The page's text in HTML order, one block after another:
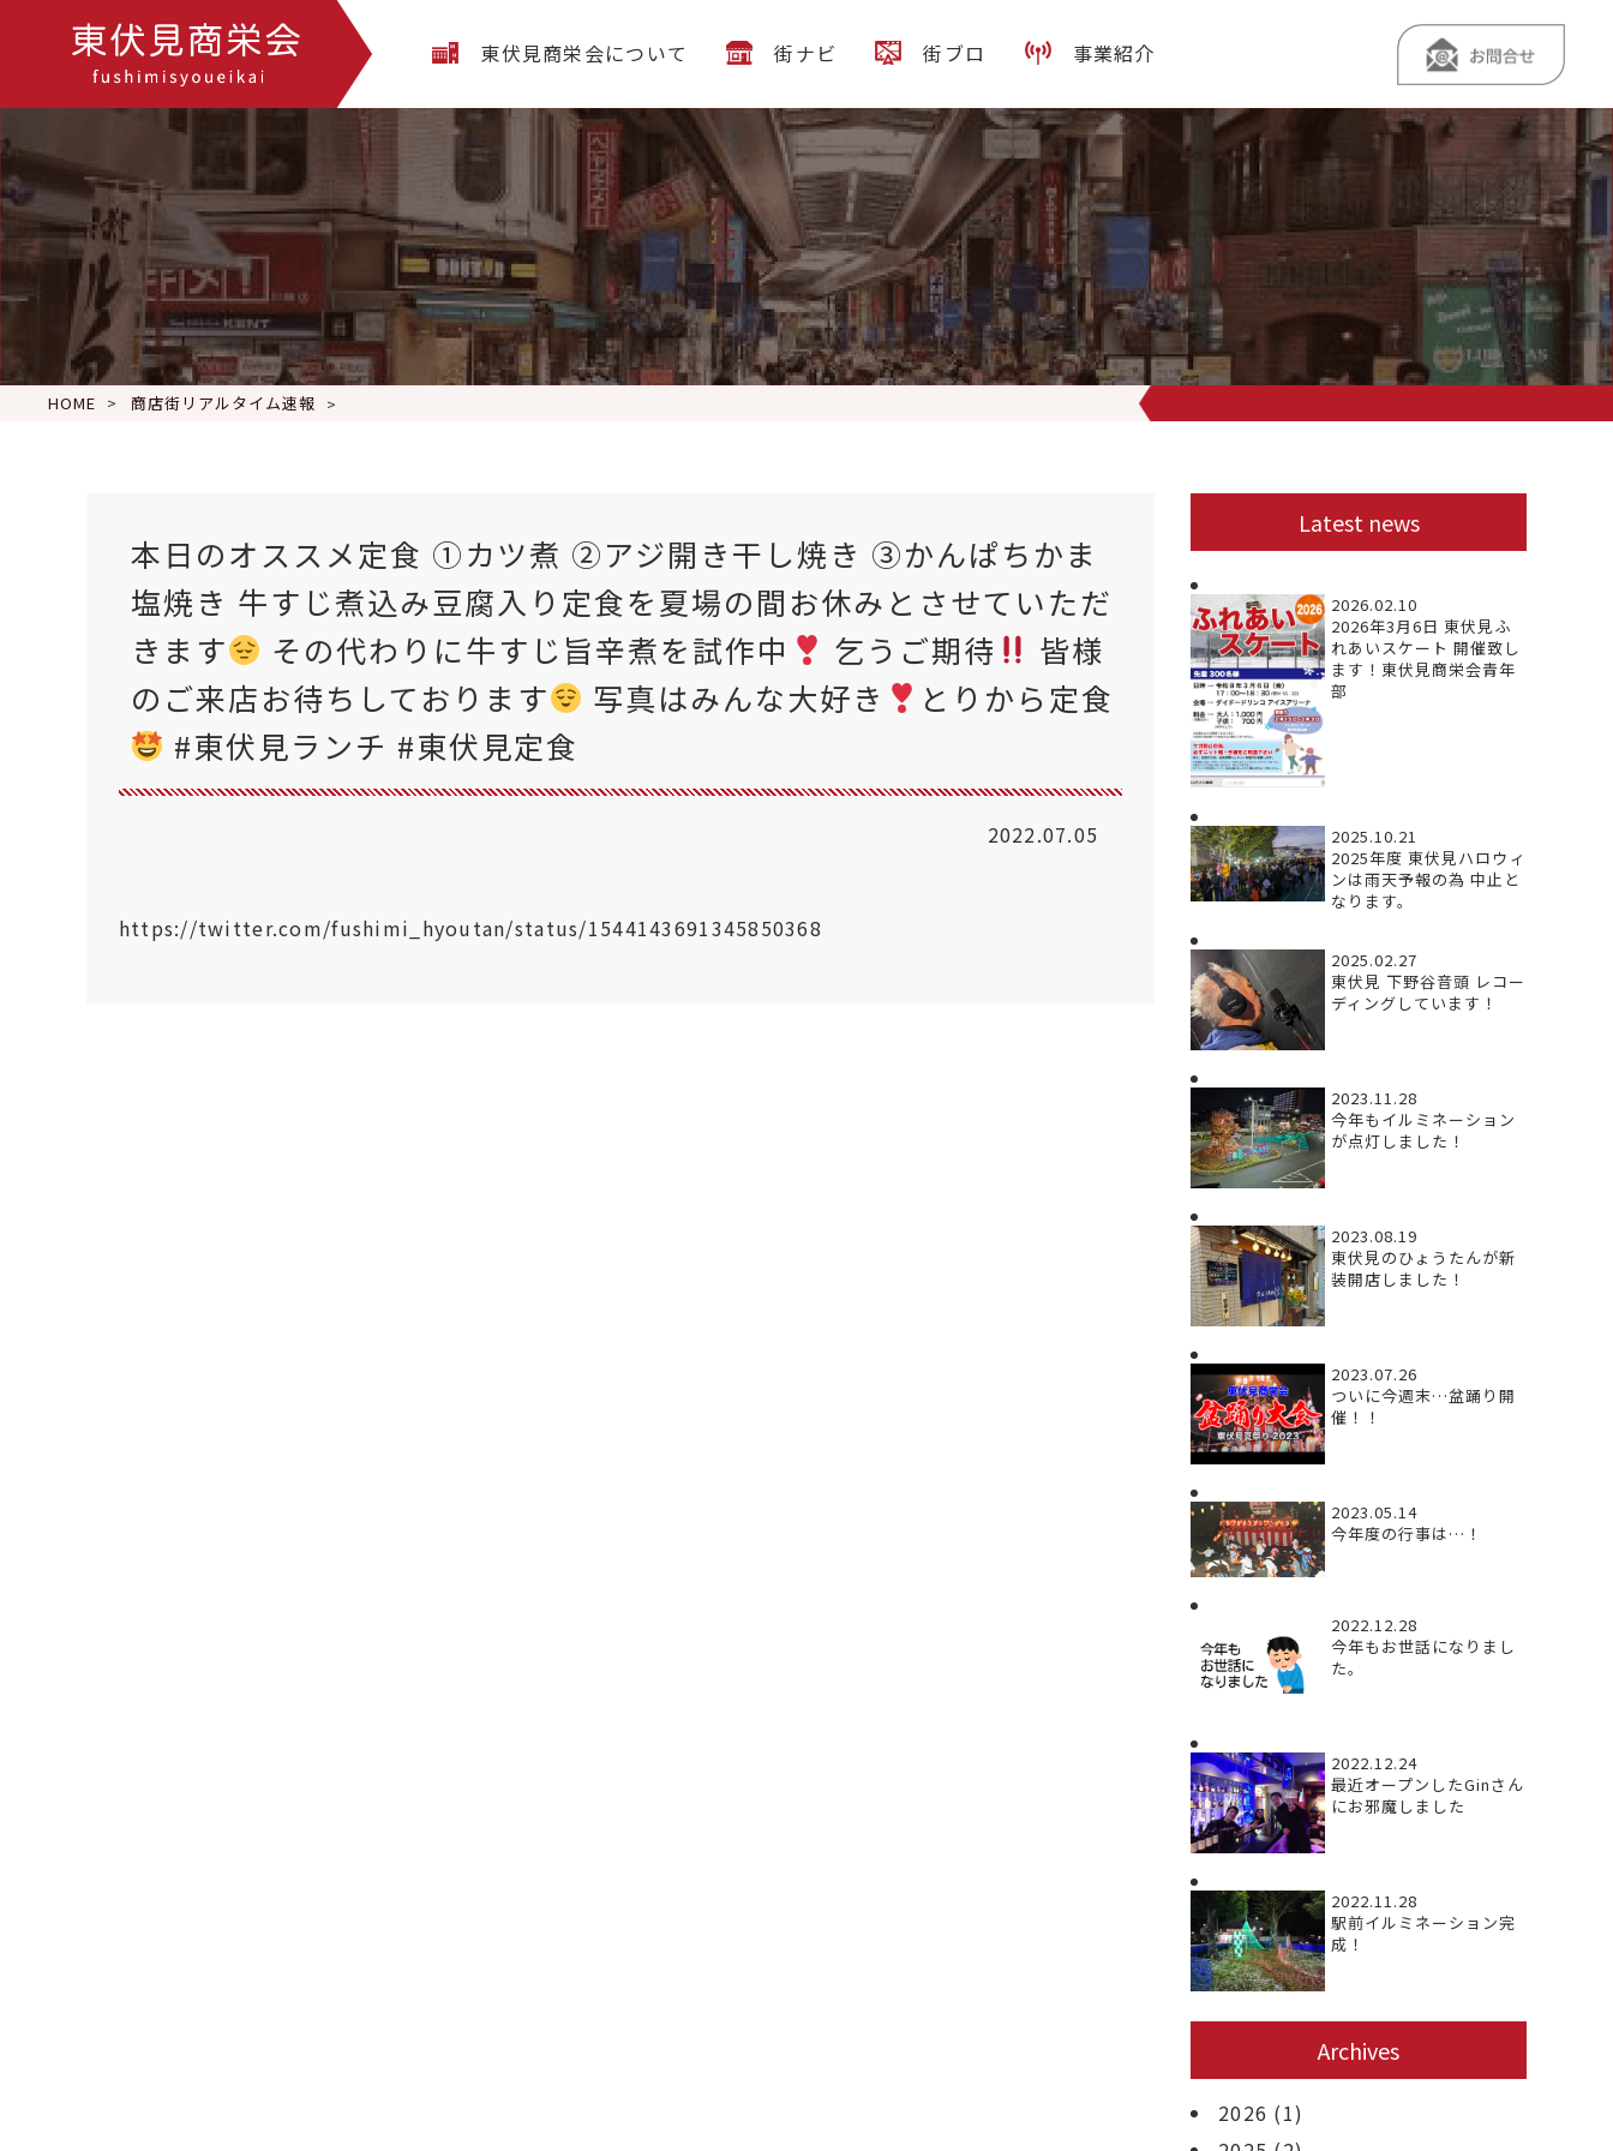
東伏見商栄会について 街ナビ 街ブロ 事業紹介
HOME 商店街リアルタイム速報 本日のオススメ定食 ①カツ煮 ②アジ開き干し焼き ③かんぱちかま塩焼き 牛すじ煮込み豆腐入り定食を夏場の間お休みとさせていただきます
本日のオススメ定食 ①カツ煮 ②アジ開き干し焼き ③かんぱちかま
塩焼き 牛すじ煮込み豆腐入り定食を夏場の間お休みとさせていただ
きます
その代わりに牛すじ旨辛煮を試作中 乞うご期待
皆様
のご来店お待ちしております
写真はみんな大好き
とりから定食
#東伏見ランチ #東伏見定食
2022.07.05
https://twitter.com/fushimi_hyoutan/status/1544143691345850368
Latest news
2026.02.10
2026年3月6日 東伏見ふ
れあいスケート 開催致し
ます！東伏見商栄会青年
部
2025.10.21
2025年度 東伏見ハロウィ
ンは雨天予報の為 中止と
なります。
2025.02.27
東伏見 下野谷音頭 レコー
ディングしています！
2023.11.28
今年もイルミネーション
が点灯しました！
2023.08.19
東伏見のひょうたんが新
装開店しました！
2023.07.26
ついに今週末…盆踊り開
催！！
2023.05.14
今年度の行事は…！
2022.12.28
今年もお世話になりまし
た。
2022.12.24
最近オープンしたGinさん
にお邪魔しました
2022.11.28
駅前イルミネーション完
成！
Archives
2026 (1)